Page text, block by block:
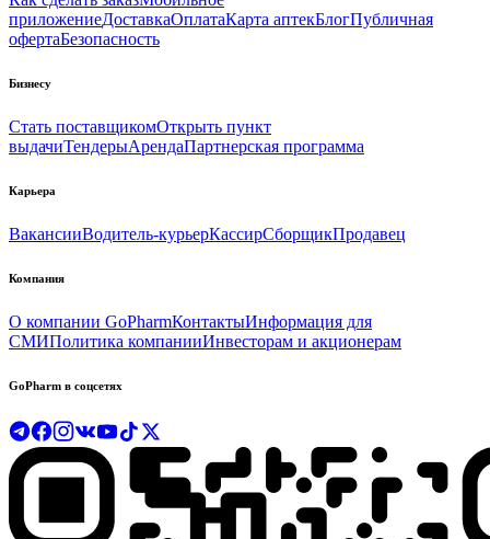
приложениеДоставкаОплатаКарта аптекБлогПубличная
офертаБезопасность
Бизнесу
Стать поставщикомОткрыть пункт
выдачиТендерыАрендаПартнерская программа
Карьера
ВакансииВодитель-курьерКассирСборщикПродавец
Компания
О компании GoPharmКонтактыИнформация для
СМИПолитика компанииИнвесторам и акционерам
GoPharm в соцсетях